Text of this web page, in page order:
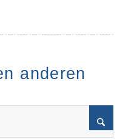
anderen